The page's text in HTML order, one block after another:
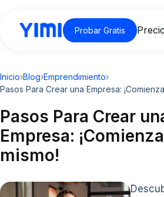
Probar Gratis
Inicio›Blog›Emprendimiento›
Pasos Para Crear una Empresa:
Pasos Para Crear
Empresa:
mismo!